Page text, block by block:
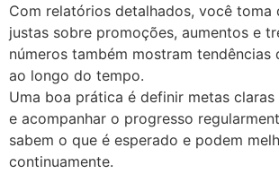
Com relatórios detalhados, você toma
justas sobre promoções, aumentos e
números também mostram tendências
ao longo do tempo.
Uma boa prática é definir metas
e acompanhar o progresso
sabem o que é esperado e podem
continuamente.